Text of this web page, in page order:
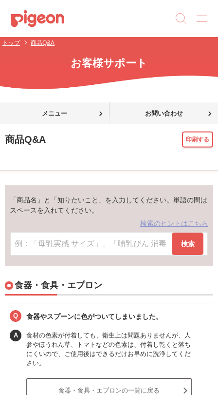
トップ 商品Q&A
お客様サポート
メニュー お問い合わせ
商品Q&A 印刷する
「商品名」と「知りたいこと」を入力してください。単語の間は
スペースを入れてください。
検索のヒントはこちら
検索
食器・食具・エプロン
Q 食器やスプーンに色がついてしまいました。
A
食材の色素が付着しても、衛生上は問題ありませんが、人
参やほうれん草、トマトなどの色素は、付着し乾くと落ち
にくいので、ご使用後はできるだけお早めに洗浄してくだ
さい。
食器・食具・エプロンの一覧に戻る